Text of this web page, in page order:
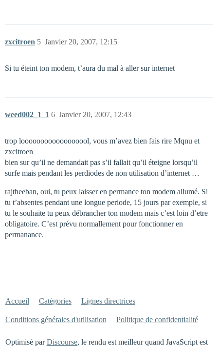
zxcitroen Janvier 20, 2007, 12:15
5
Si tu éteint ton modem, t’aura du mal à aller sur internet
weed002_1_1 Janvier 20, 2007, 12:43
6
trop loooooooooooooooool, vous m’avez bien fais rire Mqnu et
zxcitroen
bien sur qu’il ne demandait pas s’il fallait qu’il éteigne lorsqu’il
surfe mais pendant les perdiodes de non utilisation d’internet …
rajtheeban, oui, tu peux laisser en permance ton modem allumé. Si
tu t’absentes pendant une longue periode, 15 jours par exemple, si
tu le souhaite tu peux débrancher ton modem mais c’est loin d’etre
obligatoire. C’est prévu normallement pour fonctionner en
permanance.
Accueil Catégories Lignes directrices
Conditions générales d'utilisation Politique de confidentialité
Optimisé parDiscourse, le rendu est meilleur quand JavaScript est